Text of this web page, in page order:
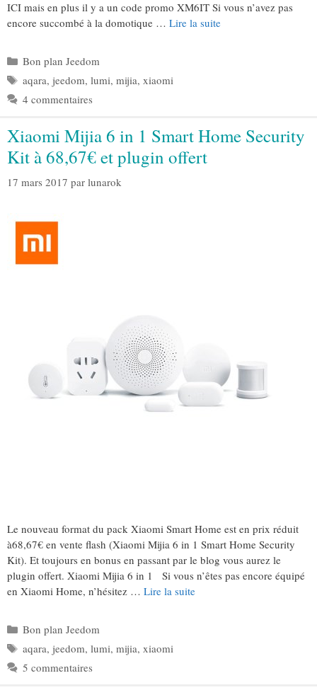
ICI mais en plus il y a un code promo XM6IT Si vous n’avez pas
encore succombé à la domotique … Lire la suite
Catégories
Bon plan Jeedom
Étiquettes
aqara, jeedom, lumi, mijia, xiaomi
4 commentaires
Xiaomi Mijia 6 in 1 Smart Home Security
Kit à 68,67€ et plugin offert
17 mars 2017 par lunarok
Le nouveau format du pack Xiaomi Smart Home est en prix réduit
à68,67€ en vente flash (Xiaomi Mijia 6 in 1 Smart Home Security
Kit). Et toujours en bonus en passant par le blog vous aurez le
plugin offert. Xiaomi Mijia 6 in 1 Si vous n’êtes pas encore équipé
en Xiaomi Home, n’hésitez … Lire la suite
Catégories
Bon plan Jeedom
Étiquettes
aqara, jeedom, lumi, mijia, xiaomi
5 commentaires